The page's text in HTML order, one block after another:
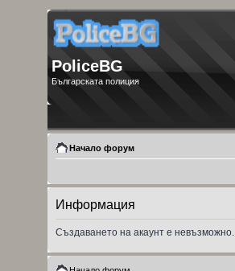
PoliceBG
Българската полиция
Начало форум
Информация
Създаването на акаунт е невъзможно.